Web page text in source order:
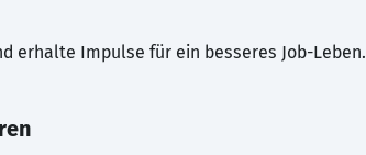
erhalte Impulse für ein besseres Job-Leben.